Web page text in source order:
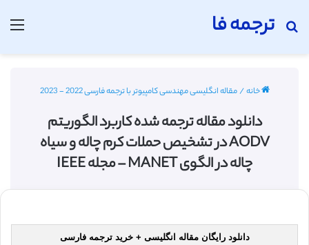
ترجمه فا
جستجو برای
خانه/مقاله انگلیسی مهندسی کامپیوتر با ترجمه فارسی 2022 - 2023
دانلود مقاله ترجمه شده کاربرد الگوریتم
AODV در تشخیص حملات کرم چاله و سیاه
چاله در الگوی MANET – مجله IEEE
دانلود رایگان مقاله انگلیسی + خرید ترجمه فارسی